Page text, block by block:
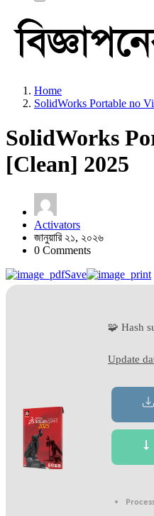
Home
SolidWorks Portable no
SolidWorks
[Clean] 2025
Activators
জানুয়ারি ২১, ২০২৬
0 Comments
Save
🧩 Hash
Update